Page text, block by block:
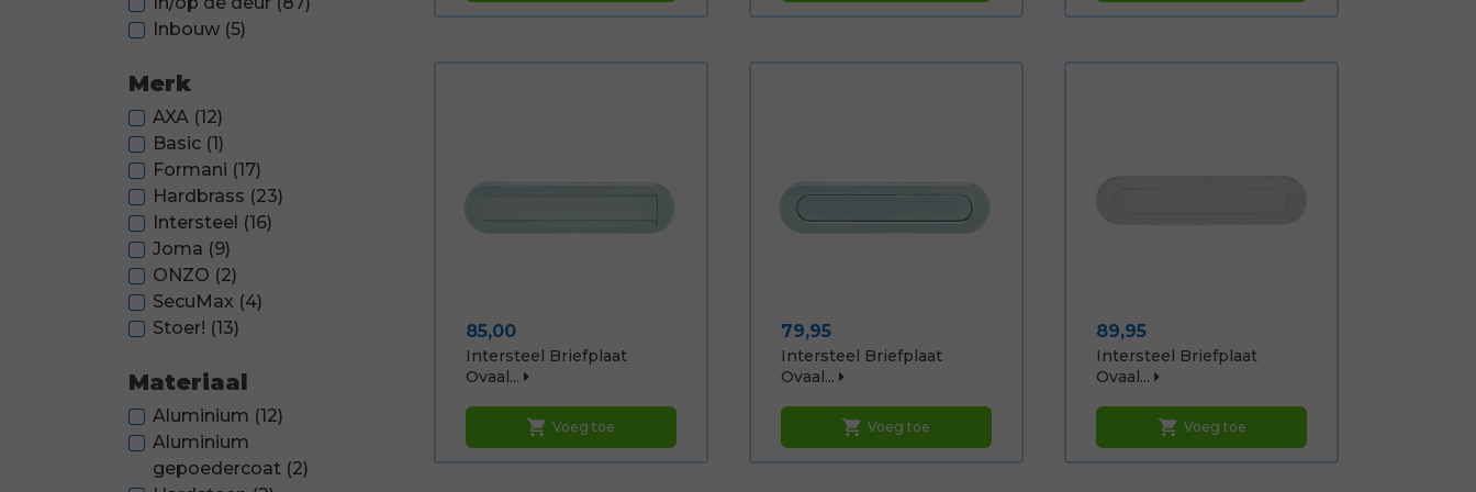
Inbouw (5)
Merk
AXA (12)
Basic (1)
Formani (17)
Hardbrass (23)
Intersteel (16)
Joma (9)
ONZO (2)
SecuMax (4)
Stoer! (13)
Materiaal
Aluminium (12)
Aluminium
gepoedercoat (2)
Prijs
85,00
Intersteel Briefplaat
Ovaal...
shopping_cart Voeg toe
Prijs
79,95
Intersteel Briefplaat
Ovaal...
shopping_cart Voeg toe
Prijs
89,95
Intersteel Briefplaat
Ovaal...
shopping_cart Voeg toe